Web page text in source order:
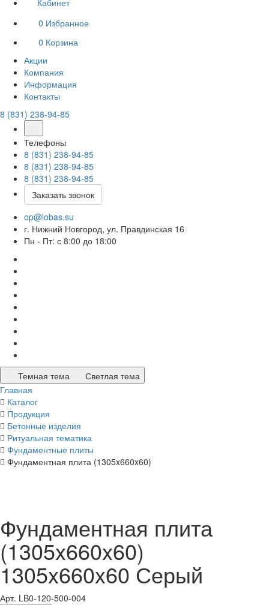
Кабинет
0 Избранное
0 Корзина
Акции
Компания
Информация
Контакты
8 (831) 238-94-85
Телефоны
8 (831) 238-94-85
8 (831) 238-94-85
8 (831) 238-94-85
Заказать звонок
op@lobas.su
г. Нижний Новгород, ул. Правдинская 16
Пн - Пт: с 8:00 до 18:00
Темная тема
Светлая тема
Главная
Каталог
Продукция
Бетонные изделия
Ритуальная тематика
Фундаментные плиты
Фундаментная плита (1305x660x60)
Фундаментная плита
(1305x660x60)
1305x660x60 Серый
Арт. LB0-120-500-004